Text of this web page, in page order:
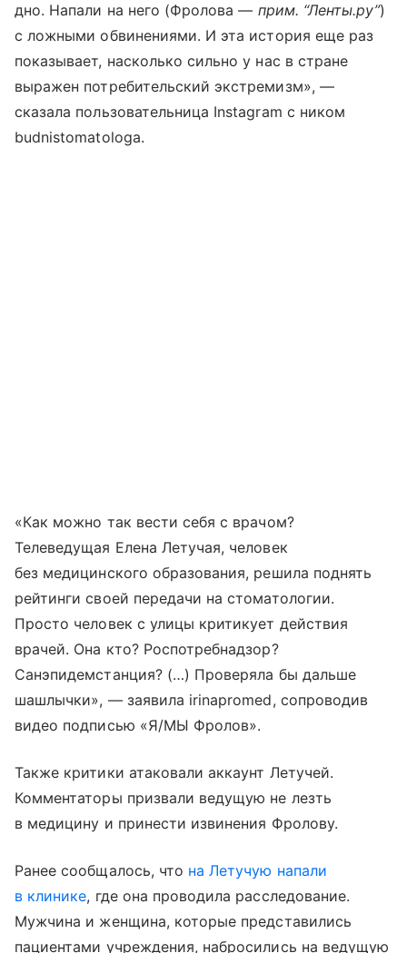
дно. Напали на него (Фролова — прим. “Ленты.ру”)
с ложными обвинениями. И эта история еще раз
показывает, насколько сильно у нас в стране
выражен потребительский экстремизм», —
сказала пользовательница Instagram с ником
budnistomatologa.
«Как можно так вести себя с врачом?
Телеведущая Елена Летучая, человек
без медицинского образования, решила поднять
рейтинги своей передачи на стоматологии.
Просто человек с улицы критикует действия
врачей. Она кто? Роспотребнадзор?
Санэпидемстанция? (…) Проверяла бы дальше
шашлычки», — заявила irinapromed, сопроводив
видео подписью «Я/МЫ Фролов».
Также критики атаковали аккаунт Летучей.
Комментаторы призвали ведущую не лезть
в медицину и принести извинения Фролову.
Ранее сообщалось, что на Летучую напали
в клинике, где она проводила расследование.
Мужчина и женщина, которые представились
пациентами учреждения, набросились на ведущую